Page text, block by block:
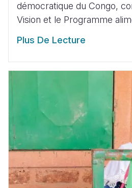
démocratique du Congo,
Vision et le Programme
Plus De Lecture